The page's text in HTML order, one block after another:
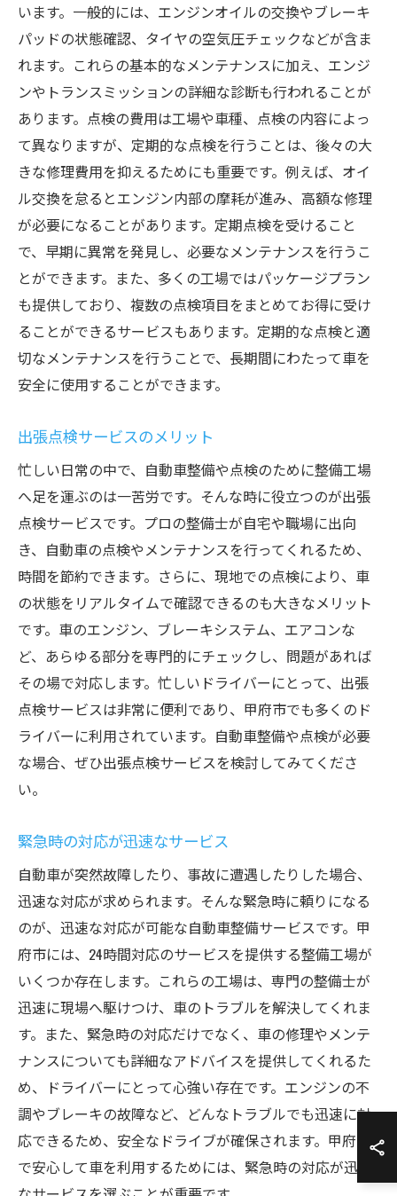
います。一般的には、エンジンオイルの交換やブレーキ
パッドの状態確認、タイヤの空気圧チェックなどが含ま
れます。これらの基本的なメンテナンスに加え、エンジ
ンやトランスミッションの詳細な診断も行われることが
あります。点検の費用は工場や車種、点検の内容によっ
て異なりますが、定期的な点検を行うことは、後々の大
きな修理費用を抑えるためにも重要です。例えば、オイ
ル交換を怠るとエンジン内部の摩耗が進み、高額な修理
が必要になることがあります。定期点検を受けること
で、早期に異常を発見し、必要なメンテナンスを行うこ
とができます。また、多くの工場ではパッケージプラン
も提供しており、複数の点検項目をまとめてお得に受け
ることができるサービスもあります。定期的な点検と適
切なメンテナンスを行うことで、長期間にわたって車を
安全に使用することができます。
出張点検サービスのメリット
忙しい日常の中で、自動車整備や点検のために整備工場
へ足を運ぶのは一苦労です。そんな時に役立つのが出張
点検サービスです。プロの整備士が自宅や職場に出向
き、自動車の点検やメンテナンスを行ってくれるため、
時間を節約できます。さらに、現地での点検により、車
の状態をリアルタイムで確認できるのも大きなメリット
です。車のエンジン、ブレーキシステム、エアコンな
ど、あらゆる部分を専門的にチェックし、問題があれば
その場で対応します。忙しいドライバーにとって、出張
点検サービスは非常に便利であり、甲府市でも多くのド
ライバーに利用されています。自動車整備や点検が必要
な場合、ぜひ出張点検サービスを検討してみてくださ
い。
緊急時の対応が迅速なサービス
自動車が突然故障したり、事故に遭遇したりした場合、
迅速な対応が求められます。そんな緊急時に頼りになる
のが、迅速な対応が可能な自動車整備サービスです。甲
府市には、24時間対応のサービスを提供する整備工場が
いくつか存在します。これらの工場は、専門の整備士が
迅速に現場へ駆けつけ、車のトラブルを解決してくれま
す。また、緊急時の対応だけでなく、車の修理やメンテ
ナンスについても詳細なアドバイスを提供してくれるた
め、ドライバーにとって心強い存在です。エンジンの不
調やブレーキの故障など、どんなトラブルでも迅速に対
応できるため、安全なドライブが確保されます。甲府市
で安心して車を利用するためには、緊急時の対応が迅速